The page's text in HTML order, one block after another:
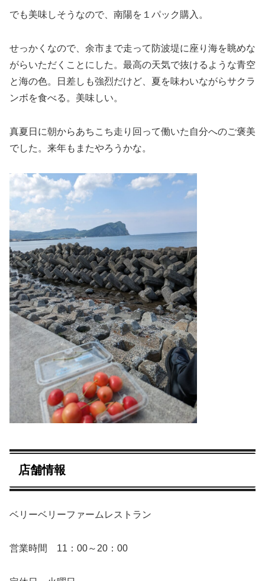
でも美味しそうなので、南陽を１パック購入。
せっかくなので、余市まで走って防波堤に座り海を眺めな
がらいただくことにした。最高の天気で抜けるような青空
と海の色。日差しも強烈だけど、夏を味わいながらサクラ
ンボを食べる。美味しい。
真夏日に朝からあちこち走り回って働いた自分へのご褒美
でした。来年もまたやろうかな。
店舗情報
ベリーベリーファームレストラン
営業時間 11：00～20：00